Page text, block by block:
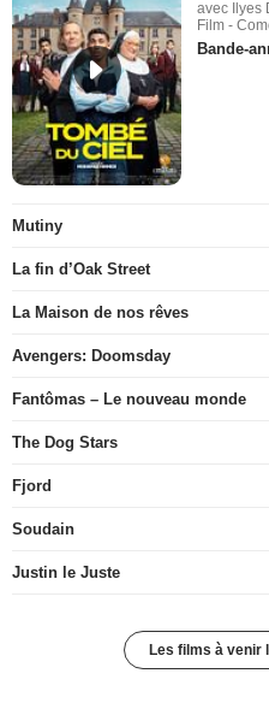
avec Ilyes
Film -
Bande-
Mutiny
La fin d’Oak Street
La Maison de nos rêves
Avengers: Doomsday
Fantômas – Le nouveau monde
The Dog Stars
Fjord
Soudain
Justin le Juste
Les films à venir